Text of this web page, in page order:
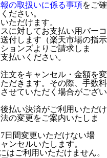
の取扱いに係る事項をご確
ださい。
ただけます。
に対してお支払い用バーコ
付します（楽天市場の指示
ョンズよりご請求しま
払いください。
文をキャンセル・金額を変
だきます。その際、手数料
せていただく場合がござい
払い決済がご利用いただけ
の変更をご案内いたしま
日間変更いただけない場
ンセルいたします。
はご利用いただけません。